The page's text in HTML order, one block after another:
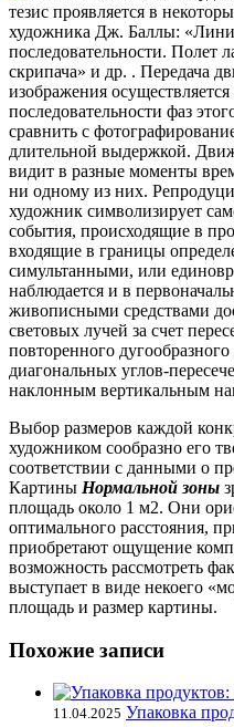
тезис проявляется в
художника Дж. Баллы:
последовательности. Полет
скрипача» и др. . Передача
изображения
последовательности фаз
сравнить с
длительной выдержкой.
видит в разные моменты
ни одному из них.
художник символизирует
события, происходящие в
входящие в границы
симультанными, или
наблюдается и в
живописными средствами
световых лучей за счет
повторенного
диагональных углов-
наклонным вертикальным
Выбор размеров каждой
художником сообразно его
соответствии с данными о
Картины Нормальной зоны
площадь около 1 м2. Они
оптимального расстояния,
приобретают ощущение
возможность рассмотреть
выступает в виде некоего
площадь и размер картины.
Похожие записи
11.04.2025 Упаковка